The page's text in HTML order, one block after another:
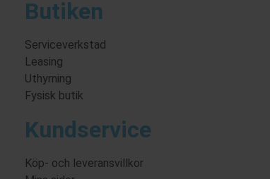
Butiken
Serviceverkstad
Leasing
Uthyrning
Fysisk butik
Kundservice
Köp- och leveransvillkor